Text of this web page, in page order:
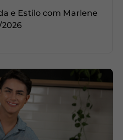
e Estilo com Marlene